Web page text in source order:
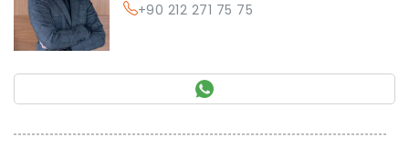
+90 212 271 75 75